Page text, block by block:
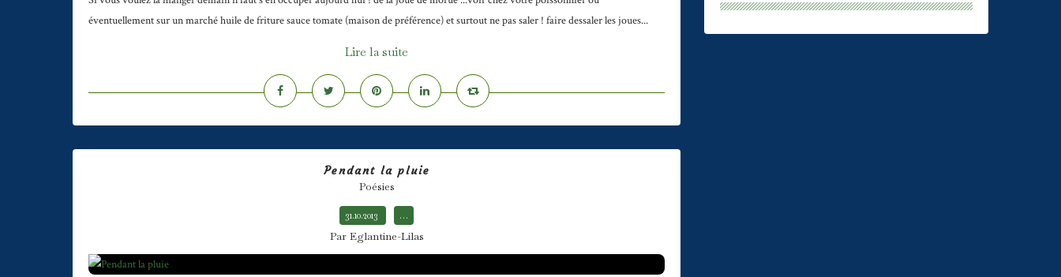
éventuellement sur un marché huile de friture sauce tomate (maison de préférence) et surtout ne pas saler ! faire dessaler les joues...
Lire la suite
Pendant la pluie
Poésies
31.10.2013 …
Par Eglantine-Lilas